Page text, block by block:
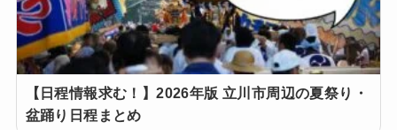
【日程情報求む！】2026年版 立川市周辺の夏祭り・
盆踊り日程まとめ